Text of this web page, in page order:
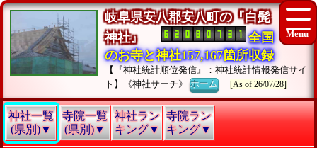
岐阜県安八郡安八町の『白髭
神社』
全国
のお寺と神社157,167箇所収録
【『神社統計順位発信』：神社統計情報発信サイ
ト】《神社サーチ》ホーム [As of 26/07/28]
神社一覧
(県別)▼
寺院一覧
(県別)▼
神社ラン
キング▼
寺院ラン
キング▼